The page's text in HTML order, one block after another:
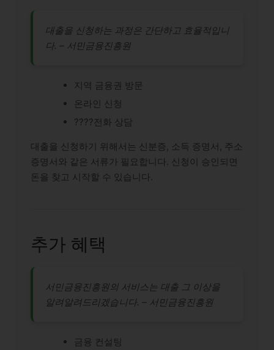
대출을 신청하는 과정은 간단하고 효율적입니
다. – 서민금융진흥원
지역 금융권 방문
온라인 신청
????전화 상담
대출을 신청하기 위해서는 신분증, 소득 증명서, 주소
증명서와 같은 서류가 필요합니다. 신청이 승인되면
돈을 찾고 시작할 수 있습니다.
추가 혜택
서민금융진흥원의 서비스는 대출 그 이상을
알려알려드리겠습니다. – 서민금융진흥원
금융 컨설팅